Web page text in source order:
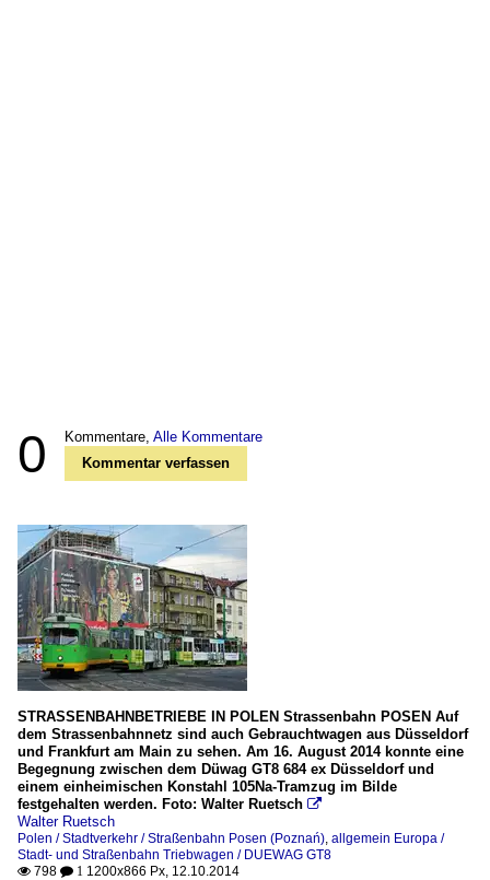
0 Kommentare, Alle Kommentare
Kommentar verfassen
STRASSENBAHNBETRIEBE IN POLEN Strassenbahn POSEN Auf
dem Strassenbahnnetz sind auch Gebrauchtwagen aus Düsseldorf
und Frankfurt am Main zu sehen. Am 16. August 2014 konnte eine
Begegnung zwischen dem Düwag GT8 684 ex Düsseldorf und
einem einheimischen Konstahl 105Na-Tramzug im Bilde
festgehalten werden. Foto: Walter Ruetsch 
Walter Ruetsch
Polen / Stadtverkehr / Straßenbahn Posen (Poznań) allgemein Europa /
Stadt- und Straßenbahn Triebwagen / DUEWAG GT8
 798  1 1200x866 Px, 12.10.2014